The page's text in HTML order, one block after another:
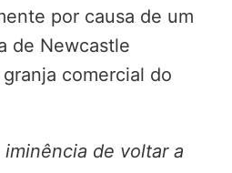
por causa de um
de Newcastle
comercial do
iminência de voltar a